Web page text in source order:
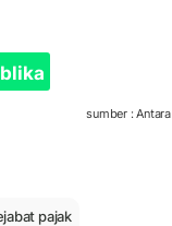
sumber : Antara
pajak